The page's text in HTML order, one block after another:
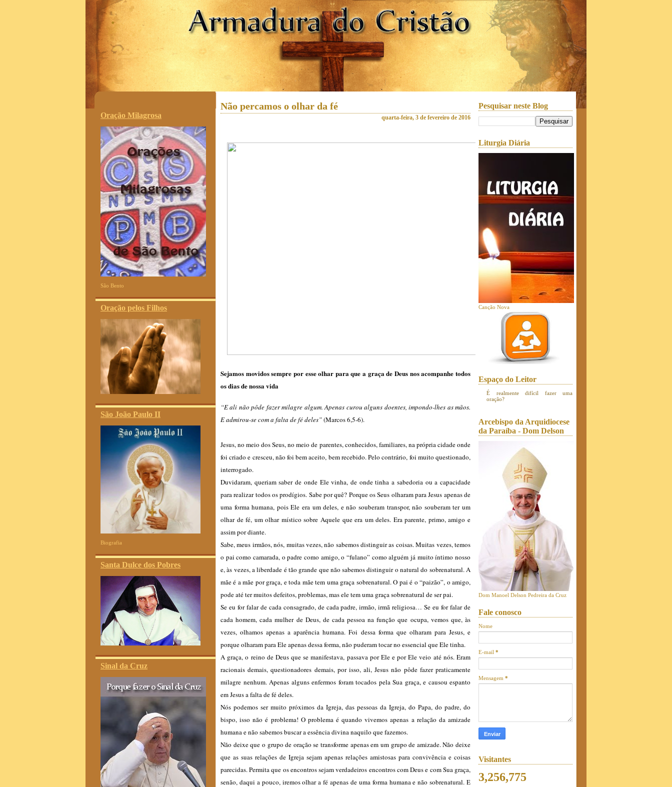
.
Oração Milagrosa
São Bento
Oração pelos Filhos
São João Paulo II
Biografia
Santa Dulce dos Pobres
Sinal da Cruz
Não percamos o olhar da fé
quarta-feira, 3 de fevereiro de 2016
Sejamos movidos sempre por esse olhar para que a graça de Deus nos acompanhe todos
os dias de nossa vida
“E ali não pôde fazer milagre algum. Apenas curou alguns doentes, impondo-lhes as mãos.
E admirou-se com a falta de fé deles”(Marcos 6,5-6).
Jesus, no meio dos Seus, no meio de parentes, conhecidos, familiares, na própria cidade onde
foi criado e cresceu, não foi bem aceito, bem recebido. Pelo contrário, foi muito questionado,
interrogado.
Duvidaram, queriam saber de onde Ele vinha, de onde tinha a sabedoria ou a capacidade
para realizar todos os prodígios. Sabe por quê? Porque os Seus olharam para Jesus apenas de
uma forma humana, pois Ele era um deles, e não souberam transpor, não souberam ter um
olhar de fé, um olhar místico sobre Aquele que era um deles. Era parente, primo, amigo e
assim por diante.
Sabe, meus irmãos, nós, muitas vezes, não sabemos distinguir as coisas. Muitas vezes, temos
o pai como camarada, o padre como amigo, o “fulano” como alguém já muito íntimo nosso
e, às vezes, a liberdade é tão grande que não sabemos distinguir o natural do sobrenatural. A
mãe é a mãe por graça, e toda mãe tem uma graça sobrenatural. O pai é o “paizão”, o amigo,
pode até ter muitos defeitos, problemas, mas ele tem uma graça sobrenatural de ser pai.
Se eu for falar de cada consagrado, de cada padre, irmão, irmã religiosa… Se eu for falar de
cada homem, cada mulher de Deus, de cada pessoa na função que ocupa, vemos que, às
vezes, olhamos apenas a aparência humana. Foi dessa forma que olharam para Jesus, e
porque olharam para Ele apenas dessa forma, não puderam tocar no essencial que Ele tinha.
A graça, o reino de Deus que se manifestava, passava por Ele e por Ele veio até nós. Eram
racionais demais, questionadores demais, por isso, ali, Jesus não pôde fazer praticamente
milagre nenhum. Apenas alguns enfermos foram tocados pela Sua graça, e causou espanto
em Jesus a falta de fé deles.
Nós podemos ser muito próximos da Igreja, das pessoas da Igreja, do Papa, do padre, do
bispo, isso não é problema! O problema é quando vivemos apenas a relação da amizade
humana e não sabemos buscar a essência divina naquilo que fazemos.
Não deixe que o grupo de oração se transforme apenas em um grupo de amizade. Não deixe
que as suas relações de Igreja sejam apenas relações amistosas para convivência e coisas
parecidas. Permita que os encontros sejam verdadeiros encontros com Deus e com Sua graça,
senão, daqui a pouco, iremos olhar a fé apenas de uma forma humana e não sobrenatural. E
Pesquisar neste Blog
Liturgia Diária
Canção Nova
Espaço do Leitor
É realmente difícil fazer uma
oração?
Arcebispo da Arquidiocese
da Paraíba - Dom Delson
Dom Manoel Delson Pedreira da Cruz
Fale conosco
Nome
E-mail *
Mensagem *
Visitantes
3,256,775